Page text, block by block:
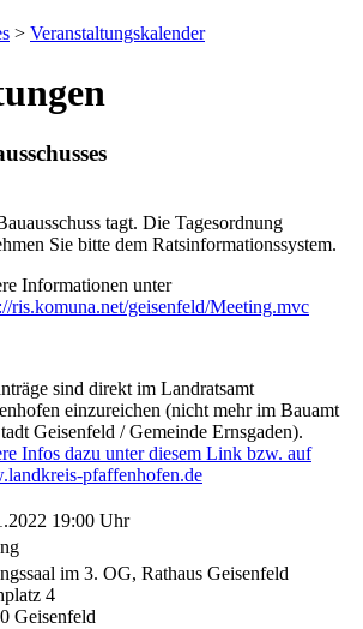
> Veranstaltungskalender
tagt. Die Tagesordnung
Sie bitte dem Ratsinformationssystem.
Informationen unter
ris.komuna.net/geisenfeld/Meeting.mvc
sind direkt im Landratsamt
einzureichen (nicht mehr im Bauamt
Geisenfeld / Gemeinde Ernsgaden).
Infos dazu unter diesem Link bzw. auf
pfaffenhofen.de
19:00 Uhr
im 3. OG, Rathaus Geisenfeld
4
Geisenfeld